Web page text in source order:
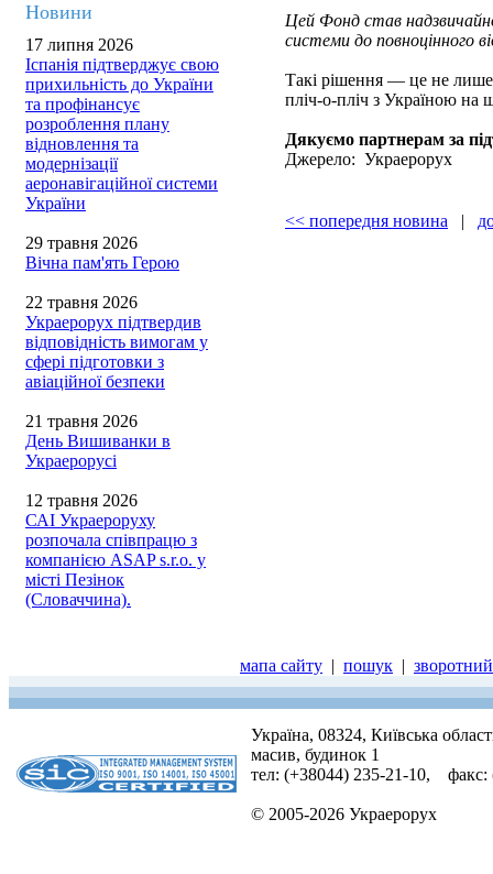
Новини
17 липня 2026
Іспанія підтверджує свою
прихильність до України
та профінансує
розроблення плану
відновлення та
модернізації
аеронавігаційної системи
України
29 травня 2026
Вічна пам'ять Герою
22 травня 2026
Украерорух підтвердив
відповідність вимогам у
сфері підготовки з
авіаційної безпеки
21 травня 2026
День Вишиванки в
Украерорусі
12 травня 2026
САІ Украероруху
розпочала співпрацю з
компанією ASAP s.r.o. у
місті Пезінок
(Словаччина).
Цей Фонд став
системи до повноцінного
Такі рішення — це не лише
пліч-о-пліч з Україною на
Дякуємо партнерам за
Джерело: Украерорух
<< попередня новина |
мапа сайту | пошук |
Україна, 08324, Київська
масив, будинок 1
тел: (+38044) 235-21-10, факс:
© 2005-2026 Украерорух